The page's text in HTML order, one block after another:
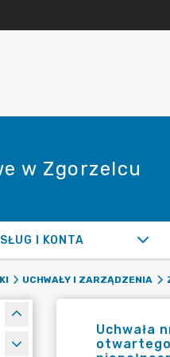
w Zgorzelcu
I KONTA
UCHWAŁY I ZARZĄDZENIA
Uchwała